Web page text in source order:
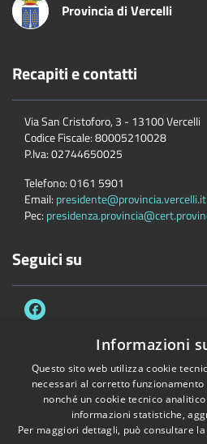
Provincia di Vercelli
Recapiti e contatti
Via San Cristoforo, 3 - 13100 Vercelli
Codice Fiscale:80005210028
P.Iva:02744650025
Telefono:0161 5901
Email: presidente@provincia.vercelli.it
Pec:
Seguici su
Accessibilità Privacy
Dichiarazione di accessibilità e
Copyright © 2026 • Provincia di
Informazioni
Questo sito web utilizza cookie
necessari al corretto
nonché un cookie tecnico
informazioni statistiche,
Per maggiori dettagli, può consultare